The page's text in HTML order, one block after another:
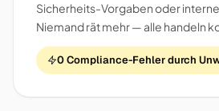
Sicherheits-Vorgaben oder
Niemand rät mehr — alle handeln
0 Compliance-Fehler durch